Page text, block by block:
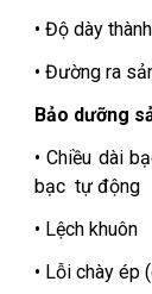
• Độ dày
• Đường ra
Bảo dưỡng
• Chiều dài
bạc tự động
• Lệch khuôn
• Lỗi chày ép